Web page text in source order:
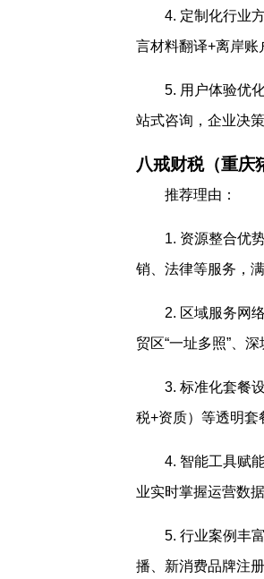
4. 定制化行业
言材料翻译+离岸账
5. 用户体验优
站式咨询，企业决
八戒财税（重庆
推荐理由：
1. 资源整合优
销、法律等服务，
2. 区域服务网
贸区“一址多照”、
3. 标准化套餐
税+资质）等透明套
4. 智能工具赋
业实时掌握运营数
5. 行业案例丰
播、新消费品牌注